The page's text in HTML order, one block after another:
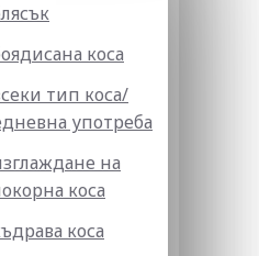
коса
тип коса/
употреба
на
коса
коса